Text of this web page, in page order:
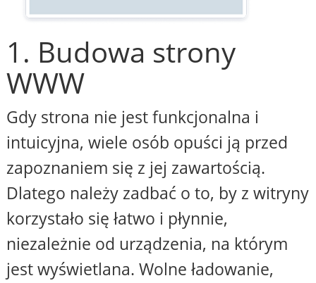
1. Budowa strony
WWW
Gdy strona nie jest funkcjonalna i
intuicyjna, wiele osób opuści ją przed
zapoznaniem się z jej zawartością.
Dlatego należy zadbać o to, by z witryny
korzystało się łatwo i płynnie,
niezależnie od urządzenia, na którym
jest wyświetlana. Wolne ładowanie,